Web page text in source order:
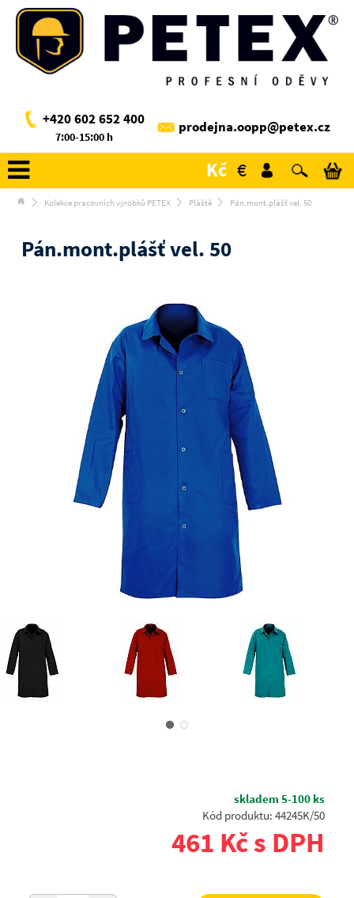
+420 602 652 400
7:00-15:00 h
prodejna.oopp@petex.cz
Kč €
Kolekce pracovních výrobků PETEX Pláště Pán.mont.plášť vel. 50
Pán.mont.plášť vel. 50
skladem 5-100 ks
Kód produktu: 44245K/50
461 Kč s DPH